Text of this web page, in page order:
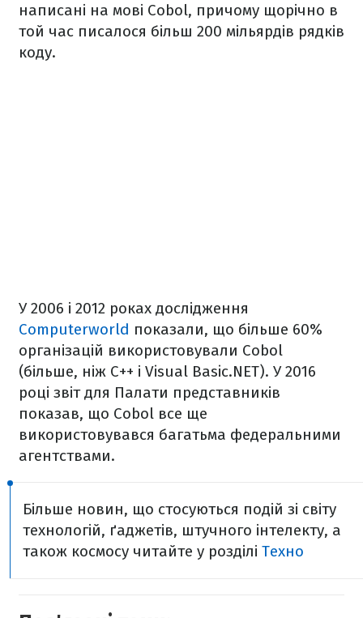
написані на мові Cobol, причому щорічно в
той час писалося більш 200 мільярдів рядків
коду.
У 2006 і 2012 роках дослідження
Computerworld показали, що більше 60%
організацій використовували Cobol
(більше, ніж C++ і Visual Basic.NET). У 2016
році звіт для Палати представників
показав, що Cobol все ще
використовувався багатьма федеральними
агентствами.
Більше новин, що стосуються подій зі світу
технологій, ґаджетів, штучного інтелекту, а
також космосу читайте у розділі Техно